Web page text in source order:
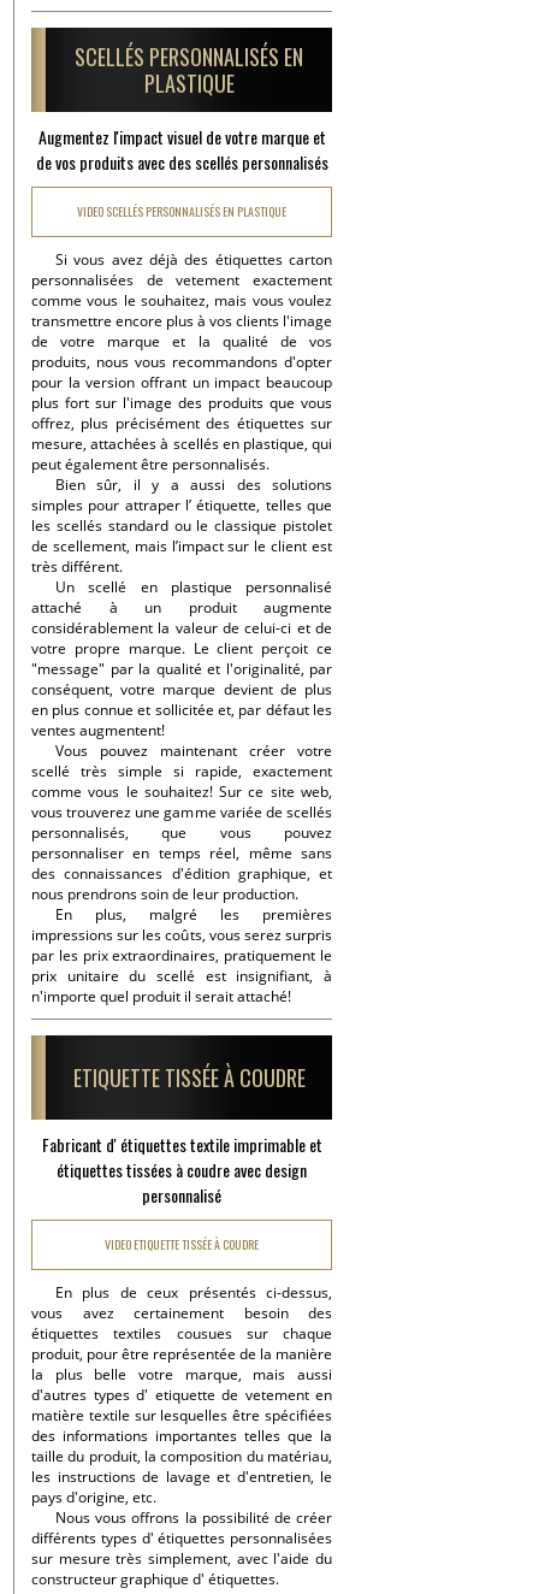
SCELLÉS PERSONNALISÉS EN
PLASTIQUE
Augmentez l'impact visuel de votre marque et
de vos produits avec des scellés personnalisés
VIDEO SCELLÉS PERSONNALISÉS EN PLASTIQUE
Si vous avez déjà des étiquettes carton
personnalisées de vetement exactement
comme vous le souhaitez, mais vous voulez
transmettre encore plus à vos clients l'image
de votre marque et la qualité de vos
produits, nous vous recommandons d'opter
pour la version offrant un impact beaucoup
plus fort sur l'image des produits que vous
offrez, plus précisément des étiquettes sur
mesure, attachées à scellés en plastique, qui
peut également être personnalisés.
Bien sûr, il y a aussi des solutions
simples pour attraper l’ étiquette, telles que
les scellés standard ou le classique pistolet
de scellement, mais l’impact sur le client est
très différent.
Un scellé en plastique personnalisé
attaché à un produit augmente
considérablement la valeur de celui-ci et de
votre propre marque. Le client perçoit ce
"message" par la qualité et l'originalité, par
conséquent, votre marque devient de plus
en plus connue et sollicitée et, par défaut les
ventes augmentent!
Vous pouvez maintenant créer votre
scellé très simple si rapide, exactement
comme vous le souhaitez! Sur ce site web,
vous trouverez une gamme variée de scellés
personnalisés, que vous pouvez
personnaliser en temps réel, même sans
des connaissances d'édition graphique, et
nous prendrons soin de leur production.
En plus, malgré les premières
impressions sur les coûts, vous serez surpris
par les prix extraordinaires, pratiquement le
prix unitaire du scellé est insignifiant, à
n'importe quel produit il serait attaché!
ETIQUETTE TISSÉE À COUDRE
Fabricant d' étiquettes textile imprimable et
étiquettes tissées à coudre avec design
personnalisé
VIDEO ETIQUETTE TISSÉE À COUDRE
En plus de ceux présentés ci-dessus,
vous avez certainement besoin des
étiquettes textiles cousues sur chaque
produit, pour être représentée de la manière
la plus belle votre marque, mais aussi
d'autres types d' etiquette de vetement en
matière textile sur lesquelles être spécifiées
des informations importantes telles que la
taille du produit, la composition du matériau,
les instructions de lavage et d'entretien, le
pays d'origine, etc.
Nous vous offrons la possibilité de créer
différents types d' étiquettes personnalisées
sur mesure très simplement, avec l'aide du
constructeur graphique d' étiquettes.